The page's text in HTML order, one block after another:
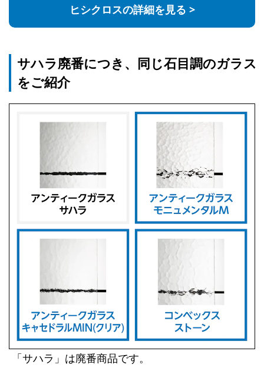
ヒシクロスの詳細を見る >
サハラ廃番につき、同じ石目調のガラス
をご紹介
「サハラ」は廃番商品です。